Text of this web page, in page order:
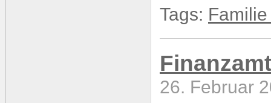
Tags:
26. Februar